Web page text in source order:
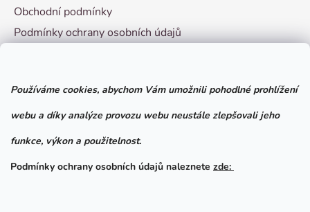
Používáme cookies, abychom Vám umožnili pohodlné prohlížení
webu a díky analýze provozu webu neustále zlepšovali jeho
funkce, výkon a použitelnost.
Podmínky ochrany osobních údajů naleznete zde:
Obchodní podmínky
Podmínky ochrany osobních údajů
Facebook